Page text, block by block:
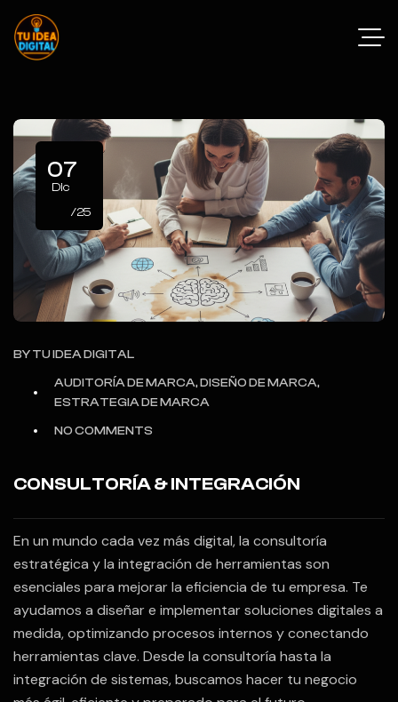
07
Dic
/25
BYTU IDEA DIGITAL
AUDITORÍA DE MARCA, DISEÑO DE MARCA,
ESTRATEGIA DE MARCA
NO COMMENTS
CONSULTORÍA & INTEGRACIÓN
En un mundo cada vez más digital, la consultoría
estratégica y la integración de herramientas son
esenciales para mejorar la eficiencia de tu empresa. Te
ayudamos a diseñar e implementar soluciones digitales a
medida, optimizando procesos internos y conectando
herramientas clave. Desde la consultoría hasta la
integración de sistemas, buscamos hacer tu negocio